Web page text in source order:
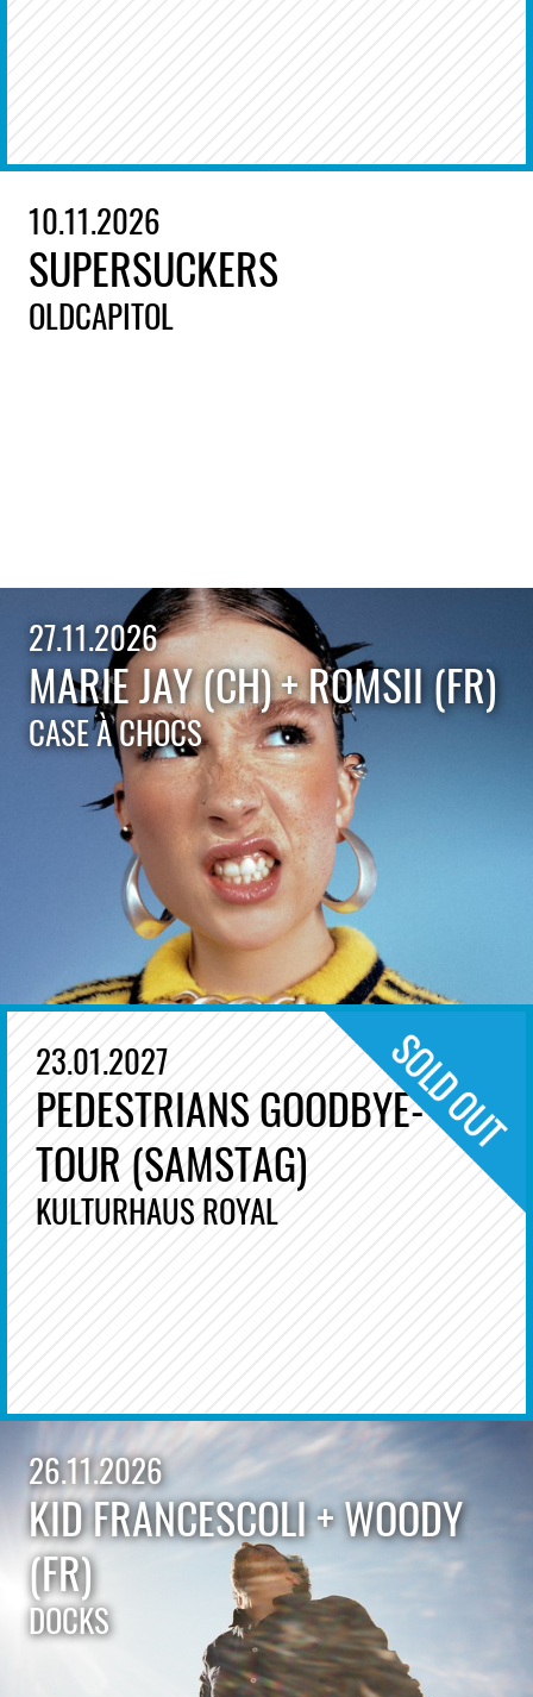
10.11.2026
SUPERSUCKERS
OLDCAPITOL
27.11.2026
MARIE JAY (CH) + ROMSII (FR)
CASE À CHOCS
23.01.2027
PEDESTRIANS GOODBYE-
TOUR (SAMSTAG)
KULTURHAUS ROYAL
26.11.2026
KID FRANCESCOLI + WOODY
(FR)
DOCKS